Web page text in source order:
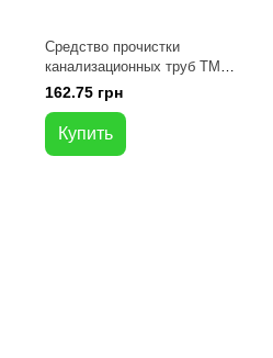
Средство прочистки
канализационных труб ТМ
"HoReCa Line" 1,2кг
162.75 грн
Купить